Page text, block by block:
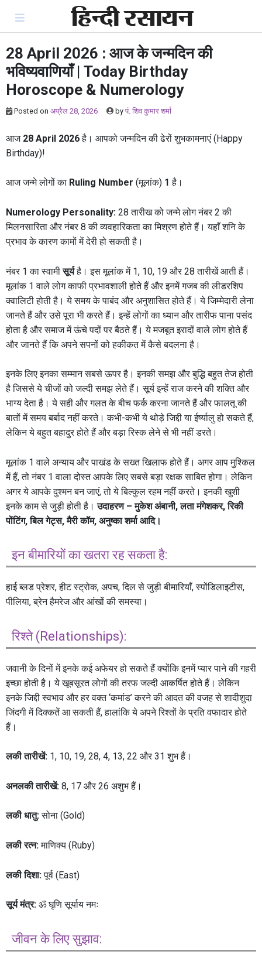
content
28 April 2026 : आज के जन्मदिन की
भविष्यवाणियाँ | Today Birthday
Horoscope & Numerology
Posted on अप्रैल 28, 2026 by पं. शिव कुमार शर्मा
आज 28 April 2026है। आपको जन्मदिन की ढेरों शुभकामनाएं (Happy
Birthday)!
आज जन्मे लोगों का Ruling Number (मूलांक) 1 है।
Numerology Personality: 28 तारीख को जन्मे लोग नंबर 2 की
मिलनसारिता और नंबर 8 की व्यवहारिकता का मिश्रण होते हैं। यहाँ शनि के
प्रभाव के कारण कामों में देरी हो सकती है।
नंबर 1 का स्वामीसूर्यहै। इस मूलांक में 1, 10, 19 और 28 तारीखें आती हैं।
मूलांक 1 वाले लोग काफी प्रभावशाली होते हैं और इनमें गजब की लीडरशिप
क्वालिटी होती है। ये समय के पाबंद और अनुशासित होते हैं। ये जिम्मेदारी लेना
जानते हैं और उसे पूरा भी करते हैं। इन्हें लोगों का ध्यान और तारीफ पाना पसंद
होता है और समाज में ऊंचे पदों पर बैठते हैं। ये मजबूत इरादों वाले लोग होते हैं
और जानते हैं कि अपने सपनों को हकीकत में कैसे बदलना है।
इनके लिए इनका सम्मान सबसे ऊपर है। इनकी समझ और बुद्धि बहुत तेज होती
है जिससे ये चीजों को जल्दी समझ लेते हैं। सूर्य इन्हें राज करने की शक्ति और
भाग्य देता है। ये सही और गलत के बीच फर्क करना जानते हैं और फालतू की
बातों में समय बर्बाद नहीं करते। कभी-कभी ये थोड़े जिद्दी या ईर्ष्यालु हो सकते हैं,
लेकिन ये बहुत बहादुर होते हैं और बड़ा रिस्क लेने से भी नहीं डरते।
मूलांक 1 वाले अन्याय और पाखंड के सख्त खिलाफ होते हैं। अगर आप मुश्किल
में हैं, तो नंबर 1 वाला दोस्त आपके लिए सबसे बड़ा रक्षक साबित होगा। लेकिन
अगर ये आपके दुश्मन बन जाएं, तो ये बिल्कुल रहम नहीं करते। इनकी खुशी
इनके काम से जुड़ी होती है।उदाहरण – मुकेश अंबानी, लता मंगेशकर, रिकी
पोंटिंग, बिल गेट्स, मैरी कॉम, अनुष्का शर्मा आदि।
इन बीमारियों का खतरा रह सकता है:
हाई ब्लड प्रेशर, हीट स्ट्रोक, अपच, दिल से जुड़ी बीमारियाँ, स्पोंडिलाइटीस,
पीलिया, ब्रेन हैमरेज और आंखों की समस्या।
रिश्ते (Relationships):
जवानी के दिनों में इनके कई अफेयर हो सकते हैं क्योंकि इनमें प्यार पाने की गहरी
इच्छा होती है। ये खूबसूरत लोगों की तरफ जल्दी आकर्षित होते हैं। लेकिन
इनके जिद्दी स्वभाव और हर वक्त ‘कमांड’ करने की आदत की वजह से शादीशुदा
जिंदगी में दिक्कतें आ सकती हैं, हालांकि ये अपने रिश्तों के प्रति वफादार होते
हैं।
लकी तारीखें: 1, 10, 19, 28, 4, 13, 22 और 31 शुभ हैं।
अनलकी तारीखें: 8, 17 और 26 अशुभ हैं।
लकी धातु:सोना (Gold)
लकी रत्न:माणिक्य (Ruby)
लकी दिशा:पूर्व (East)
सूर्य मंत्र: ॐ घृणि सूर्याय नमः
जीवन के लिए सुझाव: